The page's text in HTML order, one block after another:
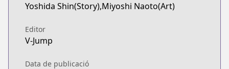
Yoshida Shin(Story),Miyoshi Naoto(Art)
Editor
V-Jump
Data de publicació